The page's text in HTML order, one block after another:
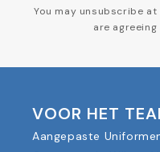
You may unsubscribe
are
VOOR HET
Aangepaste